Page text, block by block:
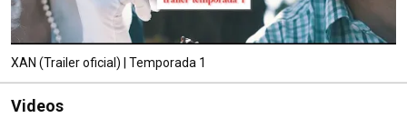
XAN (Trailer oficial) | Temporada 1
Videos